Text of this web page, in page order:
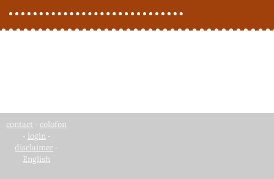
contact - colofon
- login -
disclaimer -
English